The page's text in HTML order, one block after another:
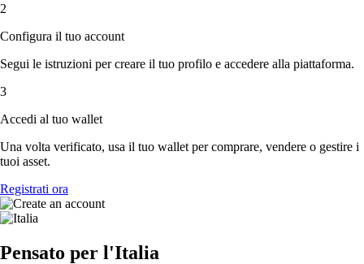
2
Configura il tuo account
Segui le istruzioni per creare il tuo profilo e accedere alla piattaforma.
3
Accedi al tuo wallet
Una volta verificato, usa il tuo wallet per comprare, vendere o gestire i
tuoi asset.
Registrati ora
Pensato per l'Italia